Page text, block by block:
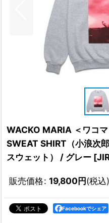
WACKO MARIA ＜ワコ
SWEAT SHIRT（小浪次
スウェット） / グレー [
販売価格: 19,800円(税込)
Facebookでシェア